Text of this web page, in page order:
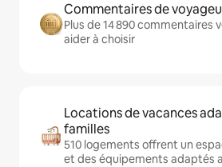
Commentaires de
Plus de 14 890 commentaires
aider à choisir
Locations de vacances
familles
510 logements offrent un
et des équipements adaptés